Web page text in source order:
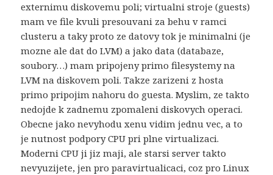
externimu diskovemu poli; virtualni stroje (guests)
mam ve file kvuli presouvani za behu v ramci
clusteru a taky proto ze datovy tok je minimalni (je
mozne ale dat do LVM) a jako data (databaze,
soubory…) mam pripojeny primo filesystemy na
LVM na diskovem poli. Takze zarizeni z hosta
primo pripojim nahoru do guesta. Myslim, ze takto
nedojde k zadnemu zpomaleni diskovych operaci.
Obecne jako nevyhodu xenu vidim jednu vec, a to
je nutnost podpory CPU pri plne virtualizaci.
Moderni CPU ji jiz maji, ale starsi server takto
nevyuzijete, jen pro paravirtualicaci, coz pro Linux